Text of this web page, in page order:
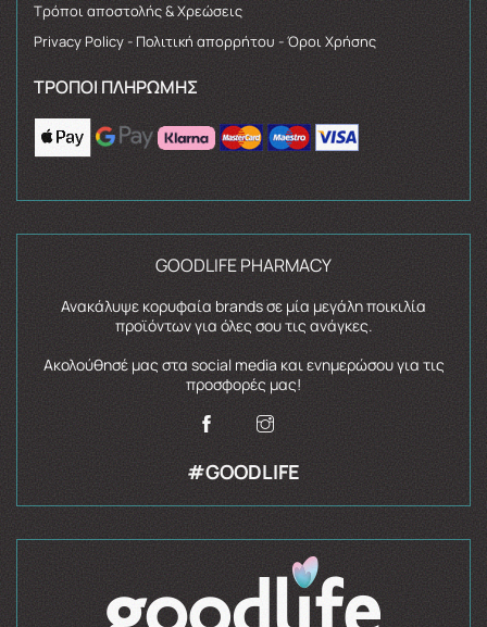
Τρόποι αποστολής & Χρεώσεις
Privacy Policy - Πολιτική απορρήτου - Όροι Χρήσης
ΤΡΌΠΟΙ ΠΛΗΡΩΜΉΣ
GOODLIFE PHARMACY
Ανακάλυψε κορυφαία brands σε μία μεγάλη ποικιλία
προϊόντων για όλες σου τις ανάγκες.
Ακολούθησέ μας στα social media και ενημερώσου για τις
προσφορές μας!
#GOODLIFE